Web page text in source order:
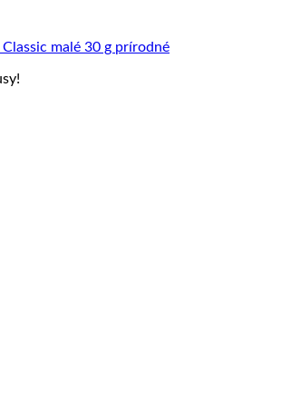
malé 30 g prírodné